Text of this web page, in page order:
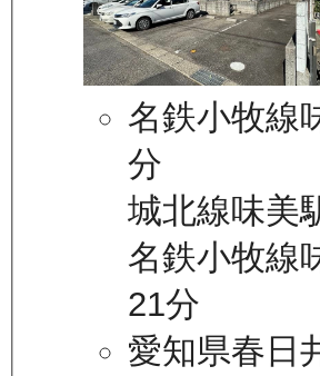
名鉄小牧線
分
城北線味美
名鉄小牧線
21分
愛知県春日